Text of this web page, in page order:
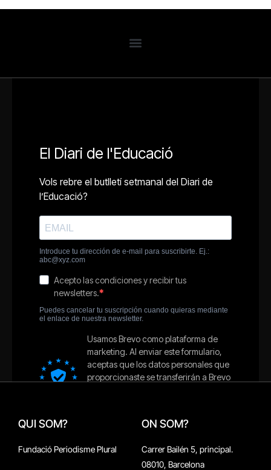
QUI SOM?
Fundació Periodisme Plural
ON SOM?
Carrer Bailén 5, principal.
08010, Barcelona